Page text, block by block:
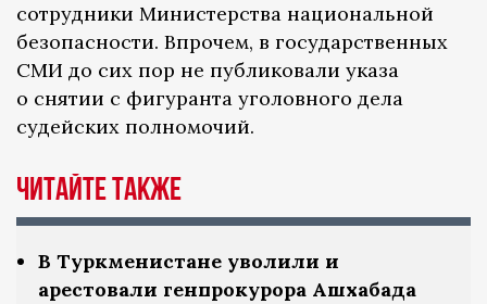
сотрудники Министерства национальной
безопасности. Впрочем, в государственных
СМИ до сих пор не публиковали указа
о снятии с фигуранта уголовного дела
судейских полномочий.
Читайте также
В Туркменистане уволили и
арестовали генпрокурора Ашхабада